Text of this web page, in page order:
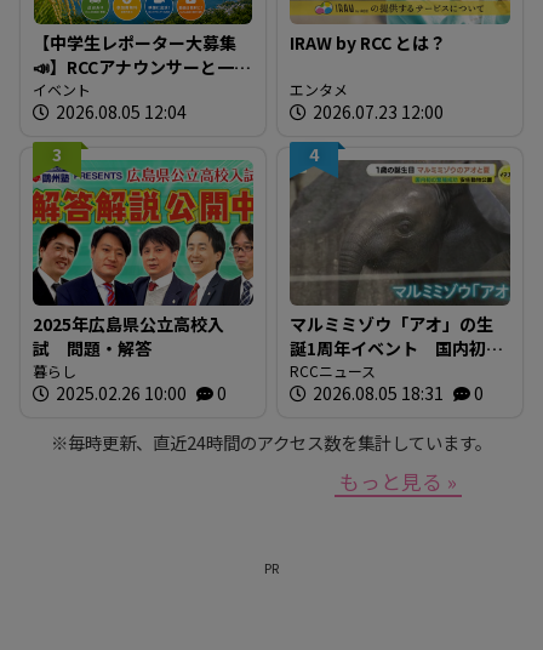
【中学生レポーター大募集
📣】RCCアナウンサーと一緒
に「広島の食」の現場を取
材しよう！
イベント
2026.08.05 12:04
IRAW by RCC とは？
エンタメ
2026.07.23 12:00
3
2025年広島県公立高校入
試 問題・解答
暮らし
2025.02.26 10:00 0
4
マルミミゾウ「アオ」の生
誕1周年イベント 国内初の
繁殖成功 全国のファンに
よる「思い出の一枚」も展
RCCニュース
2026.08.05 18:31 0
※毎時更新、直近24時間のアクセス数を集計しています。
もっと見る »
PR